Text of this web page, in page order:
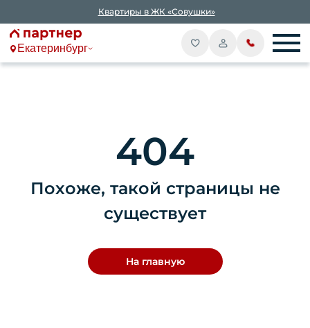
Квартиры в ЖК «Совушки»
Екатеринбург
404
Похоже, такой страницы не
существует
На главную